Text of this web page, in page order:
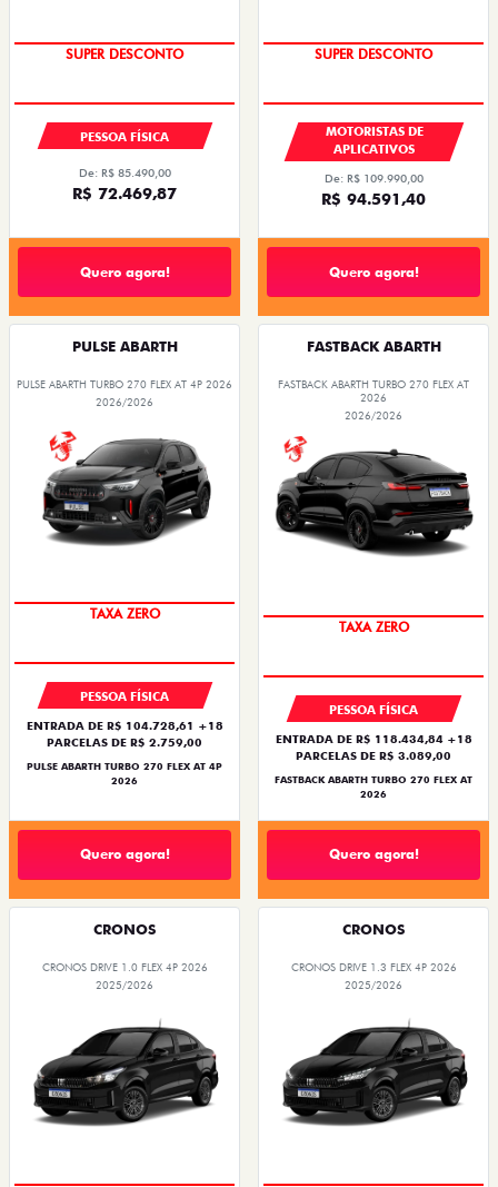
SUPER DESCONTO
PESSOA FÍSICA
De: R$ 85.490,00
R$ 72.469,87
Quero agora!
SUPER DESCONTO
MOTORISTAS DE
APLICATIVOS
De: R$ 109.990,00
R$ 94.591,40
Quero agora!
PULSE ABARTH
PULSE ABARTH TURBO 270 FLEX AT 4P 2026
2026/2026
SAIA DE FIAT 0KM
PESSOA FÍSICA
ENTRADA DE R$ 104.728,61 +18
PARCELAS DE R$ 2.759,00
PULSE ABARTH TURBO 270 FLEX AT 4P
2026
Quero agora!
FASTBACK ABARTH
FASTBACK ABARTH TURBO 270 FLEX AT
2026
2026/2026
SAIA DE FIAT 0KM
PESSOA FÍSICA
ENTRADA DE R$ 118.434,84 +18
PARCELAS DE R$ 3.089,00
FASTBACK ABARTH TURBO 270 FLEX AT
2026
Quero agora!
CRONOS
CRONOS DRIVE 1.0 FLEX 4P 2026
2025/2026
CRONOS
CRONOS DRIVE 1.3 FLEX 4P 2026
2025/2026